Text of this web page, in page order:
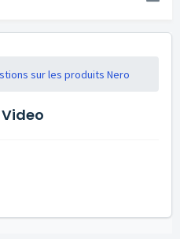
sur les produits Nero